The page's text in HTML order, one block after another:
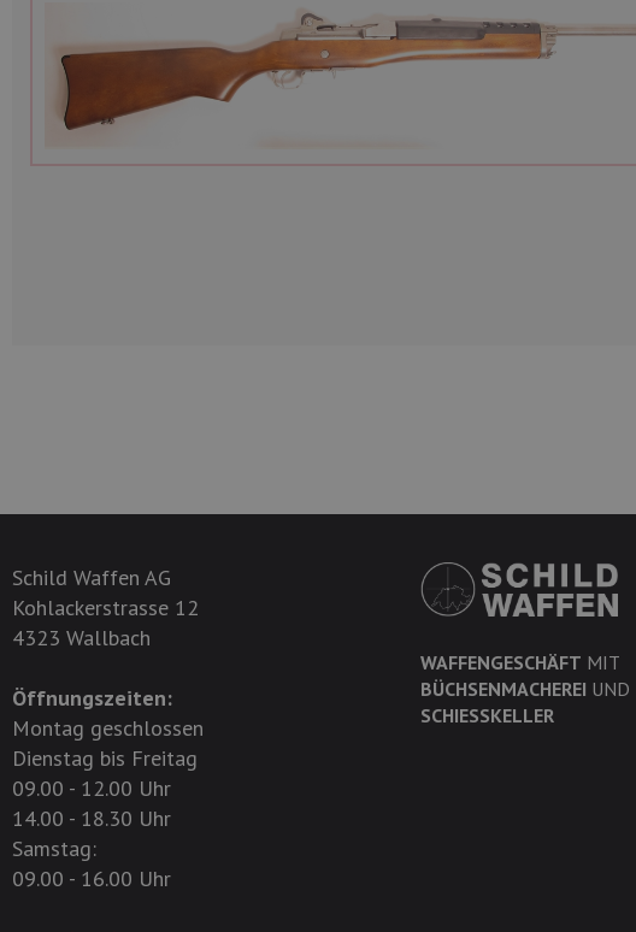
Schild Waffen AG
Kohlackerstrasse 12
4323 Wallbach
Öffnungszeiten:
Montag geschlossen
Dienstag bis Freitag
09.00 - 12.00 Uhr
14.00 - 18.30 Uhr
Samstag:
09.00 - 16.00 Uhr
WAFFENGESCHÄFT MIT
BÜCHSENMACHEREI UND
SCHIESSKELLER